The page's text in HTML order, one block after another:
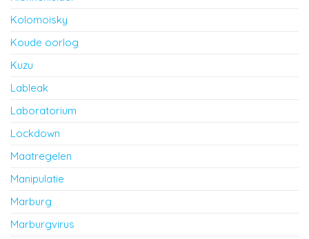
Kolomoisky
Koude oorlog
Kuzu
Lableak
Laboratorium
Lockdown
Maatregelen
Manipulatie
Marburg
Marburgvirus